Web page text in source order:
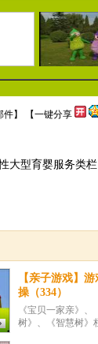
件】 【一键分享
大型育婴服务类
【亲子游戏】
操（334）
《宝贝一家亲》、
树》、《智慧树》